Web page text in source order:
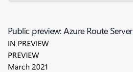
Public preview: Azure Route Server
IN PREVIEW
PREVIEW
March 2021